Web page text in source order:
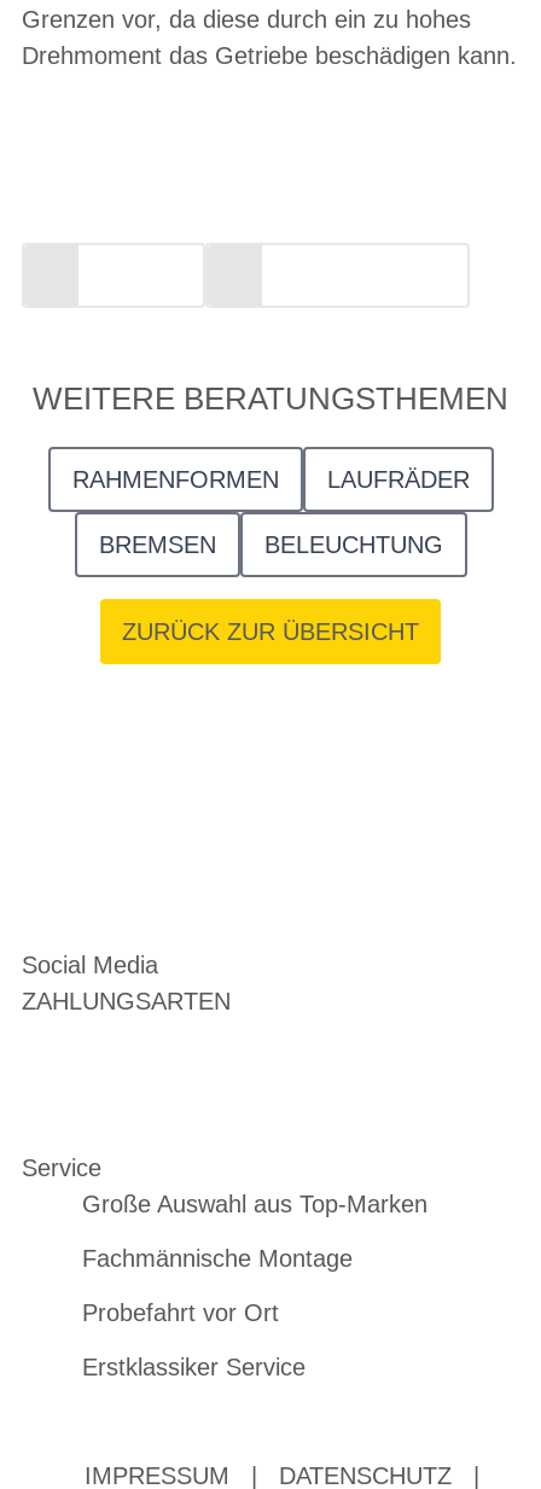
Grenzen vor, da diese durch ein zu hohes
Drehmoment das Getriebe beschädigen kann.
WEITERE BERATUNGSTHEMEN
RAHMENFORMEN LAUFRÄDER
BREMSEN BELEUCHTUNG
ZURÜCK ZUR ÜBERSICHT
Social Media
ZAHLUNGSARTEN
Service
Große Auswahl aus Top-Marken
Fachmännische Montage
Probefahrt vor Ort
Erstklassiker Service
IMPRESSUM DATENSCHUTZ